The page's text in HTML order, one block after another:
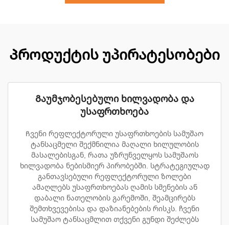
Პროდუქტის უპირატესობები
Გაუმჯობესებული ხილვადობა და
უსაფრთხოება
Ჩვენი რეფლექტორული უსაფრთხოების სამუშაო
ტანსაცმელი შექმნილია მაღალი ხილულობის
მასალებისგან, რათა უზრუნველყოს სამუშაოს
ხილვადობა ნებისმიერ პირობებში. სტრატეგიულად
განთავსებული რეფლექტორული ზოლები
ამაღლებს უსაფრთხოებას ღამის სმენების ან
დაბალი ნათელობის გარემოში, შეამცირებს
შემთხვევებისა და დაზიანებების რისკს. ჩვენი
სამუშაო ტანსაცმლით თქვენი გუნდი შეძლებს